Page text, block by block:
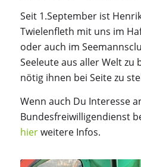
Seit 1.September ist
Twielenfleth mit uns im
oder auch im
Seeleute aus aller Welt zu
nötig ihnen bei Seite zu
Wenn auch Du Interesse
Bundesfreiwilligendienst
hierweitere Infos.